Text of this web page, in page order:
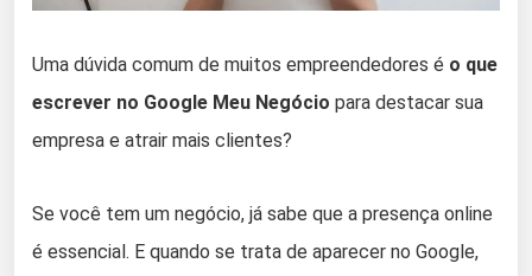
Uma dúvida comum de muitos empreendedores é o que
escrever no Google Meu Negócio para destacar sua
empresa e atrair mais clientes?
Se você tem um negócio, já sabe que a presença online
é essencial. E quando se trata de aparecer no Google,